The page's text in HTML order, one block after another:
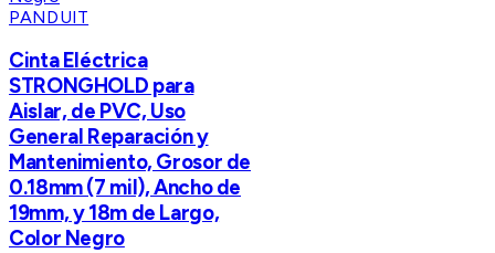
PANDUIT
Cinta Eléctrica
STRONGHOLD para
Aislar, de PVC, Uso
General Reparación y
Mantenimiento, Grosor de
0.18mm (7 mil), Ancho de
19mm, y 18m de Largo,
Color Negro